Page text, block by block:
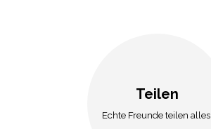
Teilen
Echte Freunde teilen alles.